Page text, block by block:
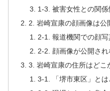
1-3. 被害女性との関
2. 岩崎宣康の顔画像は公
2-1. 報道機関での顔
2-2. 顔画像が公開さ
3. 岩崎宣康の住所はどこ
3-1. 「堺市東区」と